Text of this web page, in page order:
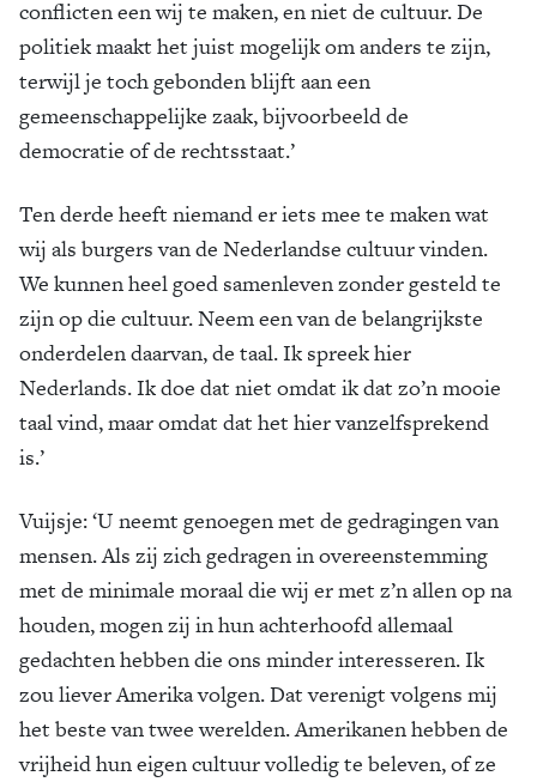
conflicten een wij te maken, en niet de cultuur. De
politiek maakt het juist mogelijk om anders te zijn,
terwijl je toch gebonden blijft aan een
gemeenschappelijke zaak, bijvoorbeeld de
democratie of de rechtsstaat.’
Ten derde heeft niemand er iets mee te maken wat
wij als burgers van de Nederlandse cultuur vinden.
We kunnen heel goed samenleven zonder gesteld te
zijn op die cultuur. Neem een van de belangrijkste
onderdelen daarvan, de taal. Ik spreek hier
Nederlands. Ik doe dat niet omdat ik dat zo’n mooie
taal vind, maar omdat dat het hier vanzelfsprekend
is.’
Vuijsje: ‘U neemt genoegen met de gedragingen van
mensen. Als zij zich gedragen in overeenstemming
met de minimale moraal die wij er met z’n allen op na
houden, mogen zij in hun achterhoofd allemaal
gedachten hebben die ons minder interesseren. Ik
zou liever Amerika volgen. Dat verenigt volgens mij
het beste van twee werelden. Amerikanen hebben de
vrijheid hun eigen cultuur volledig te beleven, of ze